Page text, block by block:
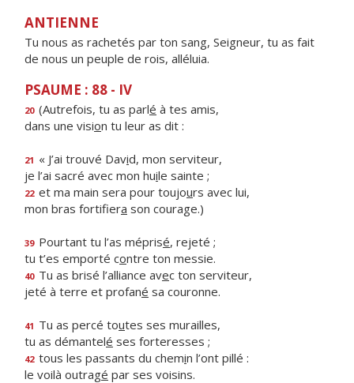
ANTIENNE
Tu nous as rachetés par ton sang, Seigneur, tu as fait
de nous un peuple de rois, alléluia.
PSAUME : 88 - IV
20 (Autrefois, tu as parlé à tes amis,
dans une vision tu leur as dit :
21 « J’ai trouvé David, mon serviteur,
je l’ai sacré avec mon huile sainte ;
22 et ma main sera pour toujours avec lui,
mon bras fortifiera son courage.)
39 Pourtant tu l’as méprisé, rejeté ;
tu t’es emporté contre ton messie.
40 Tu as brisé l’alliance avec ton serviteur,
jeté à terre et profané sa couronne.
41 Tu as percé toutes ses murailles,
tu as démantelé ses forteresses ;
42 tous les passants du chemin l’ont pillé :
le voilà outragé par ses voisins.